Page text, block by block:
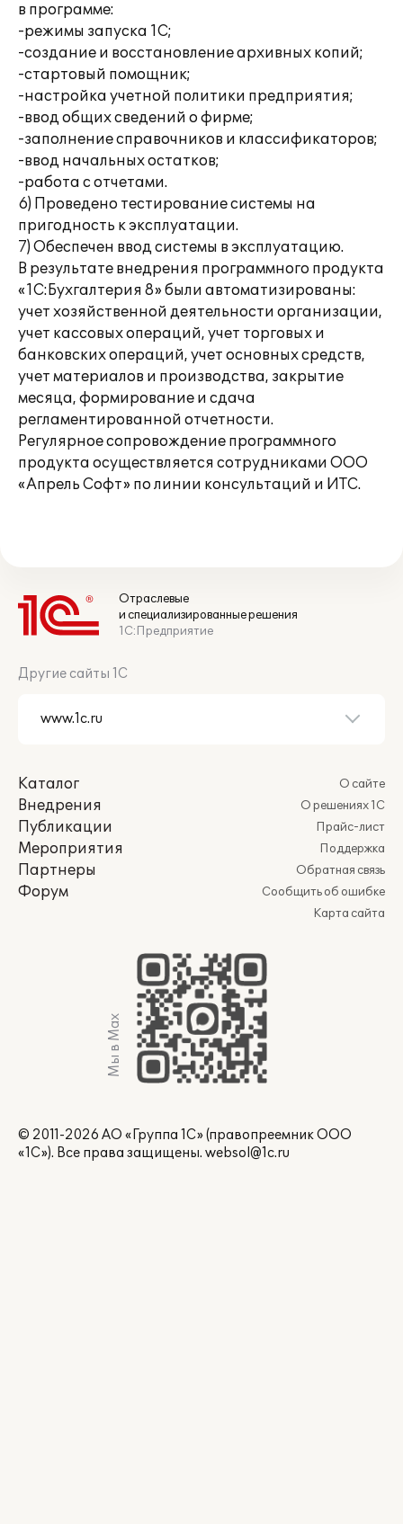
в программе:
-режимы запуска 1С;
-создание и восстановление архивных копий;
-стартовый помощник;
-настройка учетной политики предприятия;
-ввод общих сведений о фирме;
-заполнение справочников и классификаторов;
-ввод начальных остатков;
-работа с отчетами.
6) Проведено тестирование системы на
пригодность к эксплуатации.
7) Обеспечен ввод системы в эксплуатацию.
В результате внедрения программного продукта
«1С:Бухгалтерия 8» были автоматизированы:
учет хозяйственной деятельности организации,
учет кассовых операций, учет торговых и
банковских операций, учет основных средств,
учет материалов и производства, закрытие
месяца, формирование и сдача
регламентированной отчетности.
Регулярное сопровождение программного
продукта осуществляется сотрудниками ООО
«Апрель Софт» по линии консультаций и ИТС.
Отраслевые
и специализированные решения
1С:Предприятие
Другие сайты 1С
Каталог
Внедрения
Публикации
Мероприятия
Партнеры
Форум
О сайте
О решениях 1С
Прайс-лист
Поддержка
Обратная связь
Сообщить об ошибке
Карта сайта
Мы в Max
© 2011-2026 АО «Группа 1С» (правопреемник ООО
«1С»). Все права защищены. websol@1c.ru